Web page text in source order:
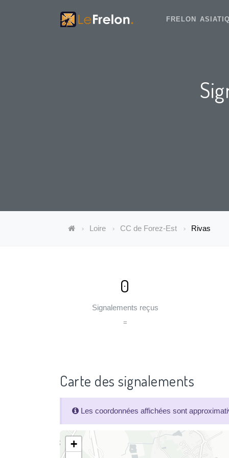
FRELON
Loire CC de Forez-Est Rivas
0
Signalements reçus
=
Carte des signalements
Les coordonnées affichées sont
+